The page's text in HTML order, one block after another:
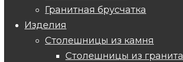
Гранитная брусчатка
Изделия
Столешницы из камня
Столешницы из гранита